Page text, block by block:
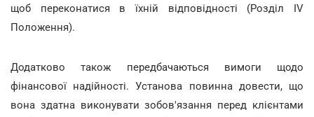
щоб переконатися в їхній відповідності (Розділ IV
Положення).
Додатково також передбачаються вимоги щодо
фінансової надійності. Установа повинна довести, що
вона здатна виконувати зобов'язання перед клієнтами